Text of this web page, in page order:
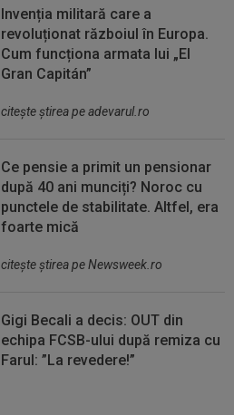
Invenția militară care a
revoluționat războiul în Europa.
Cum funcționa armata lui „El
Gran Capitán”
citeşte ştirea pe adevarul.ro
Ce pensie a primit un pensionar
după 40 ani munciți? Noroc cu
punctele de stabilitate. Altfel, era
foarte mică
citeşte ştirea pe Newsweek.ro
Gigi Becali a decis: OUT din
echipa FCSB-ului după remiza cu
Farul: ”La revedere!”